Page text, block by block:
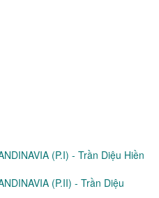
(P.I) - Trần Diệu Hiền
(P.II) - Trần Diệu